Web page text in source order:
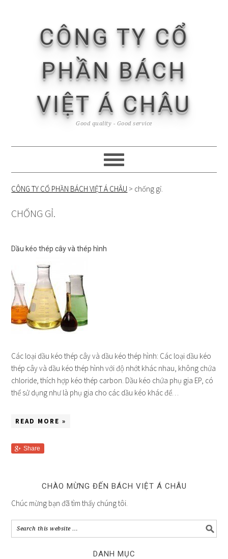
navigationCÔNG TY CỔ
PHẦN BÁCH
VIỆT Á CHÂU
Good quality - Good service
CÔNG TY CỔ PHẦN BÁCH VIỆT Á CHÂU > chống gỉ.
CHỐNG GỈ.
Dầu kéo thép cây và thép hình
Các loại dầu kéo thép cây và dầu kéo thép hình: Các loại dầu kéo
thép cây và dầu kéo thép hình với độ nhớt khác nhau, không chứa
chloride, thích hợp kéo thép carbon. Dầu kéo chứa phụ gia EP, có
thể sử dụng như là phụ gia cho các dầu kéo khác để…
READ MORE »
Share
CHÀO MỪNG ĐẾN BÁCH VIỆT Á CHÂU
Chúc mừng bạn đã tìm thấy chúng tôi.
DANH MỤC